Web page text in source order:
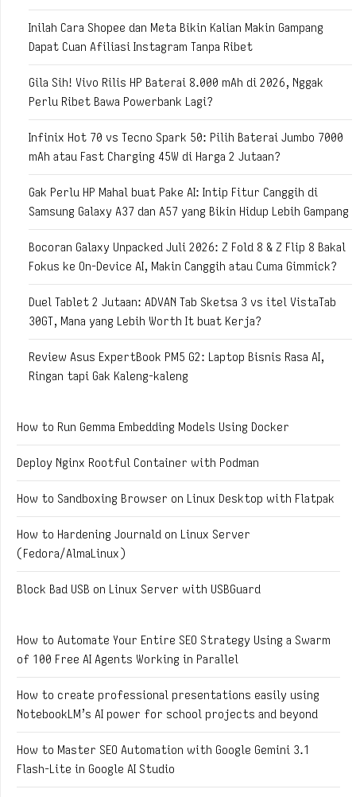
Inilah Cara Shopee dan Meta Bikin Kalian Makin Gampang
Dapat Cuan Afiliasi Instagram Tanpa Ribet
Gila Sih! Vivo Rilis HP Baterai 8.000 mAh di 2026, Nggak
Perlu Ribet Bawa Powerbank Lagi?
Infinix Hot 70 vs Tecno Spark 50: Pilih Baterai Jumbo 7000
mAh atau Fast Charging 45W di Harga 2 Jutaan?
Gak Perlu HP Mahal buat Pake AI: Intip Fitur Canggih di
Samsung Galaxy A37 dan A57 yang Bikin Hidup Lebih Gampang
Bocoran Galaxy Unpacked Juli 2026: Z Fold 8 & Z Flip 8 Bakal
Fokus ke On-Device AI, Makin Canggih atau Cuma Gimmick?
Duel Tablet 2 Jutaan: ADVAN Tab Sketsa 3 vs itel VistaTab
30GT, Mana yang Lebih Worth It buat Kerja?
Review Asus ExpertBook PM5 G2: Laptop Bisnis Rasa AI,
Ringan tapi Gak Kaleng-kaleng
How to Run Gemma Embedding Models Using Docker
Deploy Nginx Rootful Container with Podman
How to Sandboxing Browser on Linux Desktop with Flatpak
How to Hardening Journald on Linux Server
(Fedora/AlmaLinux)
Block Bad USB on Linux Server with USBGuard
How to Automate Your Entire SEO Strategy Using a Swarm
of 100 Free AI Agents Working in Parallel
How to create professional presentations easily using
NotebookLM’s AI power for school projects and beyond
How to Master SEO Automation with Google Gemini 3.1
Flash-Lite in Google AI Studio